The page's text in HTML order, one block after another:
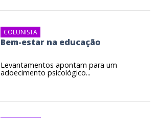
COLUNISTA
Bem-estar na educação
Levantamentos apontam para um
adoecimento psicológico...